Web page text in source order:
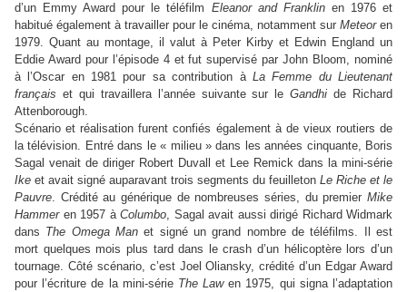
d’un Emmy Award pour le téléfilm Eleanor and Franklinen 1976 et
habitué également à travailler pour le cinéma, notamment sur Meteoren
1979. Quant au montage, il valut à Peter Kirby et Edwin England un
Eddie Award pour l’épisode 4 et fut supervisé par John Bloom, nominé
à l’Oscar en 1981 pour sa contribution à La Femme du Lieutenant
français et qui travaillera l’année suivante sur leGandhi de Richard
Attenborough.
Scénario et réalisation furent confiés également à de vieux routiers de
la télévision. Entré dans le « milieu » dans les années cinquante, Boris
Sagal venait de diriger Robert Duvall et Lee Remick dans la mini-série
Ike et avait signé auparavant trois segments du feuilleton Le Riche et le
Pauvre. Crédité au générique de nombreuses séries, du premier Mike
Hammeren 1957 à Columbo, Sagal avait aussi dirigé Richard Widmark
dans The Omega Man et signé un grand nombre de téléfilms. Il est
mort quelques mois plus tard dans le crash d’un hélicoptère lors d’un
tournage. Côté scénario, c’est Joel Oliansky, crédité d’un Edgar Award
pour l’écriture de la mini-série The Lawen 1975, qui signa l’adaptation